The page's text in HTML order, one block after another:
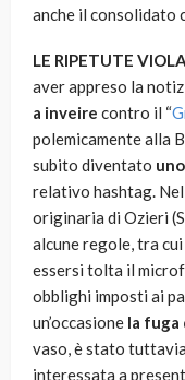
anche il consolidato
LE RIPETUTE
aver appreso la
a inveire contro il “
polemicamente alla
subito diventato
relativo hashtag.
originaria di Ozieri
alcune regole, tra cui
essersi tolta il
obblighi imposti ai
un’occasione la fuga
vaso, è stato
interessata a